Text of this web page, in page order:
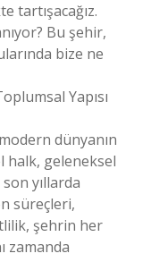
tartışacağız.
Bu şehir,
bize ne
Yapısı
dünyanın
halk, geleneksel
yıllarda
süreçleri,
şehrin her
zamanda